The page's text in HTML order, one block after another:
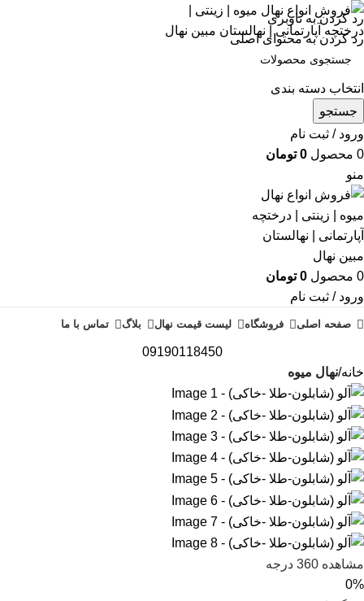
رد کردن به ناوبری
رد کردن به محتوای اصلی
انتخاب دسته بندی
جستجو
ورود / ثبت نام
0 محصول 0 تومان
منو
0 محصول 0 تومان
ورود / ثبت نام
صفحه اصلی فروشگاه لیست قیمت نهال بلاگ تماس با ما
09190118450
خانه نهال میوه
مشاهده 360 درجه
0%